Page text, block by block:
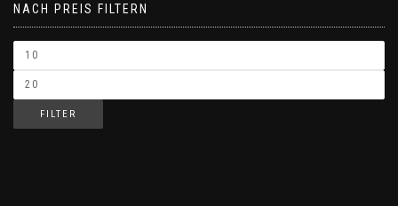
NACH PREIS FILTERN
FILTER